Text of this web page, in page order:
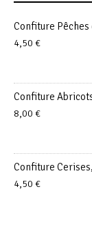
Confiture Pêches
4,50 €
Confiture
8,00 €
Confiture
4,50 €